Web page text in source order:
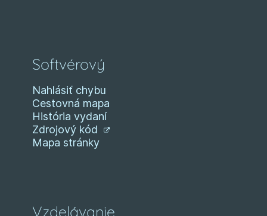
Softvérový
Nahlásiť chybu
Cestovná mapa
História vydaní
Zdrojový kód
Mapa stránky
Vzdelávanie